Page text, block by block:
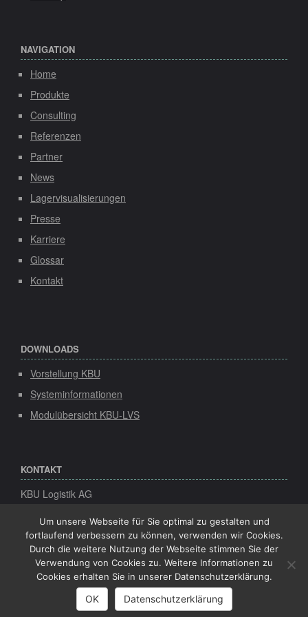
NAVIGATION
Home
Produkte
Consulting
Referenzen
Partner
News
Lagervisualisierungen
Presse
Karriere
Glossar
Kontakt
DOWNLOADS
Vorstellung KBU
Systeminformationen
Modulübersicht KBU-LVS
KONTAKT
KBU Logistik AG
Konsul-Smidt-Str. 8d
28217 Bremen
Tel:+49 (0)421-22 492-0
Fax:+49 (0)421-22 492-20
info(at)kbu-logistik.de
Um unsere Webseite für Sie optimal zu gestalten und
fortlaufend verbessern zu können, verwenden wir Cookies.
Durch die weitere Nutzung der Webseite stimmen Sie der
Verwendung von Cookies zu. Weitere Informationen zu
Cookies erhalten Sie in unserer Datenschutzerklärung.
OK Datenschutzerklärung